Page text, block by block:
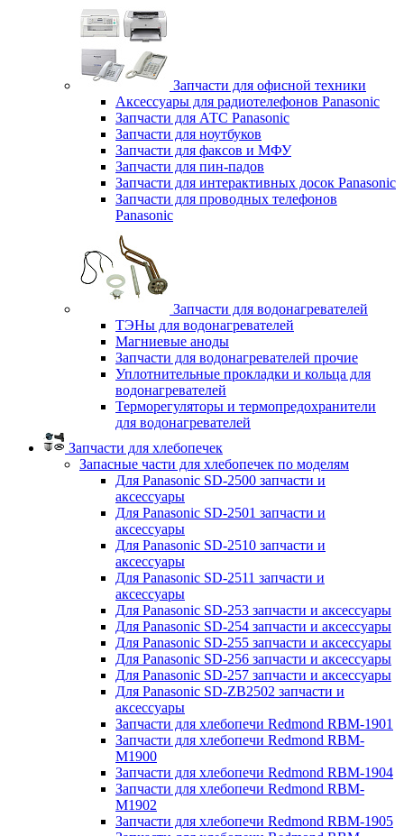
Запчасти для офисной техники
Аксессуары для радиотелефонов Panasonic
Запчасти для АТС Panasonic
Запчасти для ноутбуков
Запчасти для факсов и МФУ
Запчасти для пин-падов
Запчасти для интерактивных досок Panasonic
Запчасти для проводных телефонов
Panasonic
Запчасти для водонагревателей
ТЭНы для водонагревателей
Магниевые аноды
Запчасти для водонагревателей прочие
Уплотнительные прокладки и кольца для
водонагревателей
Терморегуляторы и термопредохранители
для водонагревателей
Запчасти для хлебопечек
Запасные части для хлебопечек по моделям
Для Panasonic SD-2500 запчасти и
аксессуары
Для Panasonic SD-2501 запчасти и
аксессуары
Для Panasonic SD-2510 запчасти и
аксессуары
Для Panasonic SD-2511 запчасти и
аксессуары
Для Panasonic SD-253 запчасти и аксессуары
Для Panasonic SD-254 запчасти и аксессуары
Для Panasonic SD-255 запчасти и аксессуары
Для Panasonic SD-256 запчасти и аксессуары
Для Panasonic SD-257 запчасти и аксессуары
Для Panasonic SD-ZB2502 запчасти и
аксессуары
Запчасти для хлебопечи Redmond RBM-1901
Запчасти для хлебопечи Redmond RBM-
M1900
Запчасти для хлебопечи Redmond RBM-1904
Запчасти для хлебопечи Redmond RBM-
M1902
Запчасти для хлебопечи Redmond RBM-1905